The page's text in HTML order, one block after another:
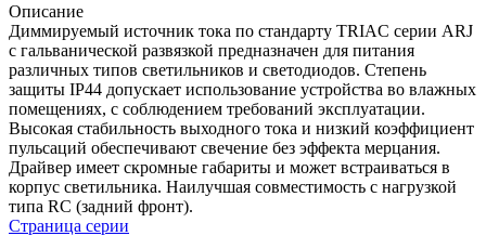
Описание
Диммируемый источник тока по стандарту TRIAC серии ARJ
с гальванической развязкой предназначен для питания
различных типов светильников и светодиодов. Степень
защиты IP44 допускает использование устройства во влажных
помещениях, с соблюдением требований эксплуатации.
Высокая стабильность выходного тока и низкий коэффициент
пульсаций обеспечивают свечение без эффекта мерцания.
Драйвер имеет скромные габариты и может встраиваться в
корпус светильника. Наилучшая совместимость с нагрузкой
типа RC (задний фронт).
Страница серии